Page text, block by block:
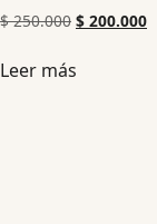
$250.000 $ 200.000
Leer más